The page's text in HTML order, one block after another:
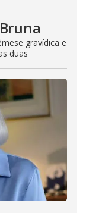
gravídica e
duas